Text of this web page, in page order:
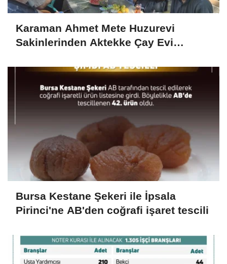
Karaman Ahmet Mete Huzurevi
Sakinlerinden Aktekke Çay Evi
Bursa Kestane Şekeri ile İpsala
Pirinci'ne AB'den coğrafi işaret tescili